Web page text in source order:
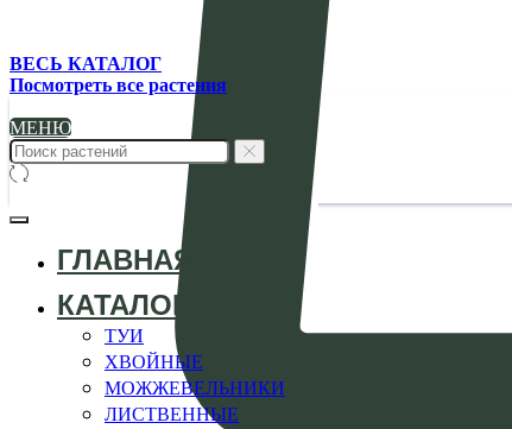
ВЕСЬ КАТАЛОГ
Посмотреть все растения
МЕНЮ
ГЛАВНАЯ
КАТАЛОГ
ТУИ
ХВОЙНЫЕ
МОЖЖЕВЕЛЬНИКИ
ЛИСТВЕННЫЕ